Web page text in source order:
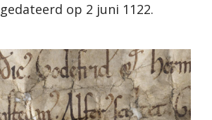
op 2 juni 1122.